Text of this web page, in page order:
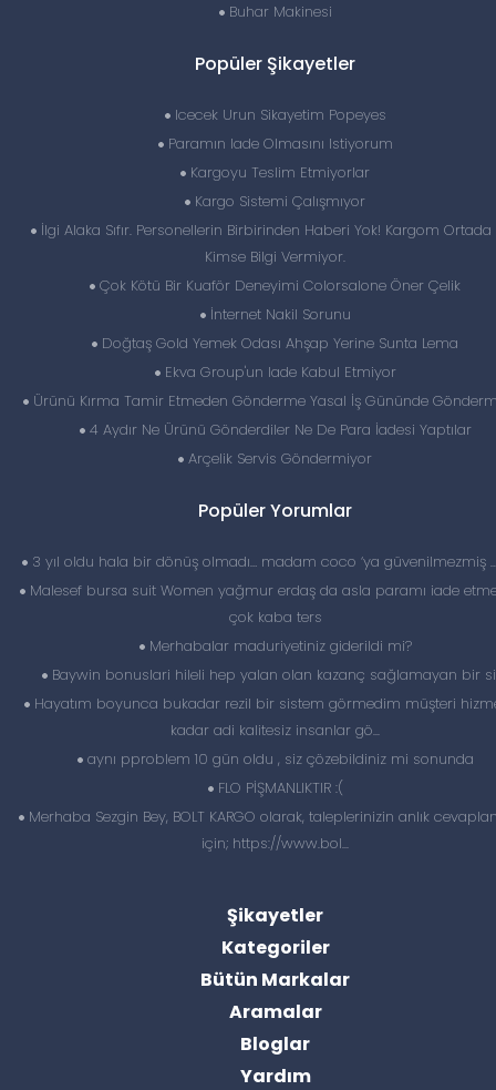
Buhar Makinesi
Popüler Şikayetler
Icecek Urun Sikayetim Popeyes
Paramın Iade Olmasını Istiyorum
Kargoyu Teslim Etmiyorlar
Kargo Sistemi Çalışmıyor
İlgi Alaka Sıfır. Personellerin Birbirinden Haberi Yok! Kargom Ortada
Kimse Bilgi Vermiyor.
Çok Kötü Bir Kuaför Deneyimi Colorsalone Öner Çelik
İnternet Nakil Sorunu
Doğtaş Gold Yemek Odası Ahşap Yerine Sunta Lema
Ekva Group'un Iade Kabul Etmiyor
Ürünü Kırma Tamir Etmeden Gönderme Yasal İş Gününde
4 Aydır Ne Ürünü Gönderdiler Ne De Para İadesi Yaptılar
Arçelik Servis Göndermiyor
Popüler Yorumlar
3 yıl oldu hala bir dönüş olmadı… madam coco ‘ya güvenilmezmiş
Malesef bursa suit Women yağmur erdaş da asla paramı iade
çok kaba ters
Merhabalar maduriyetiniz giderildi mi?
Baywin bonuslari hileli hep yalan olan kazanç sağlamayan bir
Hayatım boyunca bukadar rezil bir sistem görmedim müşteri
kadar adi kalitesiz insanlar gö...
aynı pproblem 10 gün oldu , siz çözebildiniz mi sonunda
FLO PİŞMANLIKTIR :(
Merhaba Sezgin Bey, BOLT KARGO olarak, taleplerinizin anlık
için; https://www.bol...
Şikayetler
Kategoriler
Bütün Markalar
Aramalar
Bloglar
Yardım